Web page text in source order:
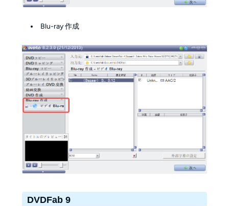
Blu-ray 作成
DVDFab 9